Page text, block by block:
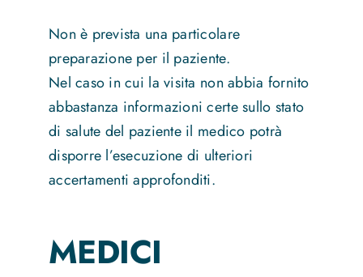
Non è prevista una particolare
preparazione per il paziente.
Nel caso in cui la visita non abbia fornito
abbastanza informazioni certe sullo stato
di salute del paziente il medico potrà
disporre l’esecuzione di ulteriori
accertamenti approfonditi.
MEDICI